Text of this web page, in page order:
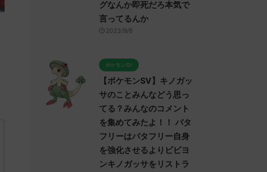
2022/11/11
【ポケモンスカーレット・バ
イオレット】「ジニア先生」
集めたよ！
みんなは「ジニア先生」について
どう思ってる？ 初めの記事 元の
レ："https://medaka.5ch.net/test
無しさん808 808 名無しさん、君
に決めた！ (ｱｳｱｳｳｰ Sacd-DNqj)
の先生とかかな 反応される人さん
ReadMore
【ポケモンスカーレット・バ
イオレット】イベントテラレ
ントや感想、考察を集めた
みんなは「イベントテラレイドバ
トルのイベント」についてどう思
ってる？ 初めの記事 元のス
/read.cgi/poke/1667704966/" 反
応される人さん296 296 名無しさ
ん、君に決めた！ (ﾜｯﾁｮｲW d5cf-
23:17:14.67ID:BaCNESpx0>>311
ReadMore
グなんか即死だろ本気で
言ってるんか
2023/9/8
ポケモンSV
【ポケモンSV】キノガッ
サのことみんなどう思っ
てる？みんなのコメント
を集めてみたよ！！ バタ
フリーはバタフリー自身
を強化させるよりビビヨ
ンキノガッサをリストラ